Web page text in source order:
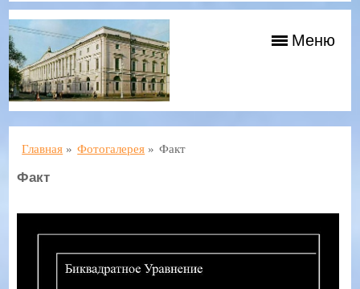
Меню
Главная » Фотогалерея » Факт
Факт